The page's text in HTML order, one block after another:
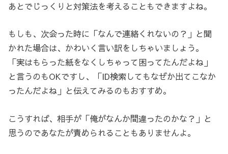
あとでじっくりと対策法を考えることもできますよね。
もしも、次会った時に「なんで連絡くれないの？」と聞
かれた場合は、かわいく言い訳をしちゃいましょう。
「実はもらった紙をなくしちゃって困ってたんだよね」
と言うのもOKですし、「ID検索してもなぜか出てこなか
ったんだよね」と伝えてみるのもおすすめ。
こうすれば、相手が「俺がなんか間違ったのかな？」と
思うのであなたが責められることもありませんよ。